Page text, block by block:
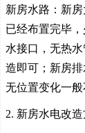
新房水路：新
已经布置完毕
水接口，无热
造即可；新房
无位置变化一般
2. 新房水电改